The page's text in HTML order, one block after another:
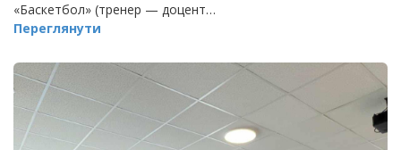
«Баскетбол» (тренер — доцент…
Переглянути